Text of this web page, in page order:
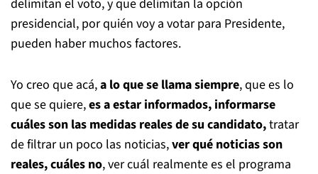
delimitan el voto, y que delimitan la opción
presidencial, por quién voy a votar para Presidente,
pueden haber muchos factores.
Yo creo que acá,a lo que se llama siempre, que es lo
que se quiere,es a estar informados, informarse
cuáles son las medidas reales de su candidato,tratar
de filtrar un poco las noticias,ver qué noticias son
reales, cuáles no, ver cuál realmente es el programa